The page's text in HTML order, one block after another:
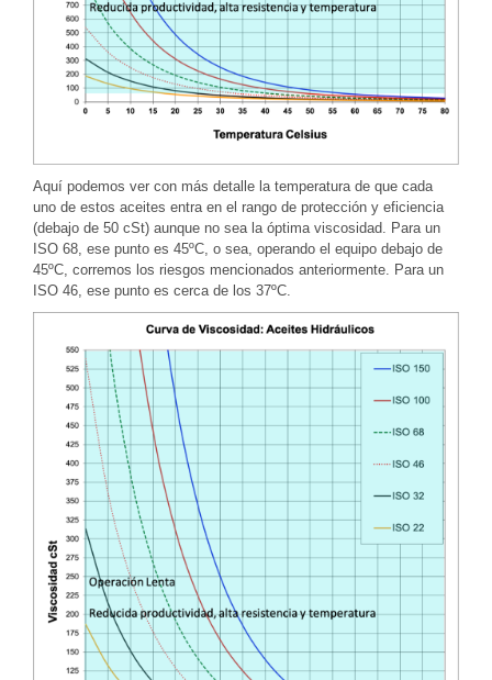
Aquí podemos ver con más detalle la temperatura de que cada
uno de estos aceites entra en el rango de protección y eficiencia
(debajo de 50 cSt) aunque no sea la óptima viscosidad. Para un
ISO 68, ese punto es 45ºC, o sea, operando el equipo debajo de
45ºC, corremos los riesgos mencionados anteriormente. Para un
ISO 46, ese punto es cerca de los 37ºC.